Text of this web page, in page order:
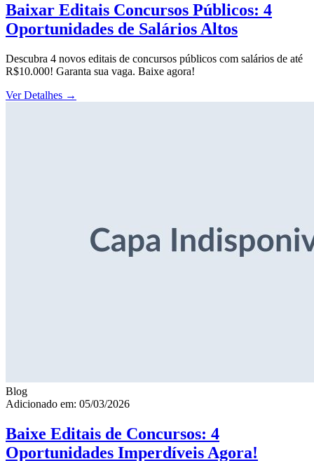
Baixar Editais Concursos Públicos: 4
Oportunidades de Salários Altos
Descubra 4 novos editais de concursos públicos com salários de até
R$10.000! Garanta sua vaga. Baixe agora!
Ver Detalhes →
Blog
Adicionado em: 05/03/2026
Baixe Editais de Concursos: 4
Oportunidades Imperdíveis Agora!